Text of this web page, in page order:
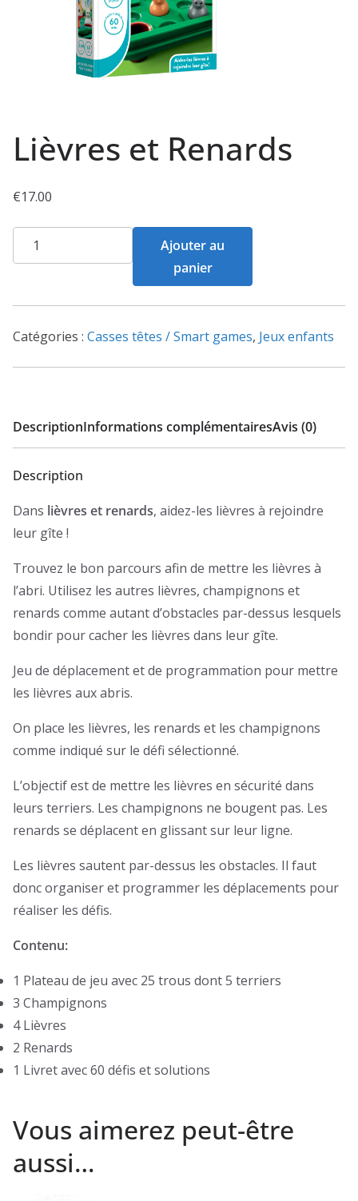
Lièvres et Renards
€17.00
quantité
de
et
Ajouter au
panier
Catégories : Casses têtes / Smart games, Jeux enfants
DescriptionInformations complémentairesAvis (0)
Description
Dans lièvres et renards, aidez-les lièvres à rejoindre
leur gîte !
Trouvez le bon parcours afin de mettre les lièvres à
l’abri. Utilisez les autres lièvres, champignons et
renards comme autant d’obstacles par-dessus lesquels
bondir pour cacher les lièvres dans leur gîte.
Jeu de déplacement et de programmation pour mettre
les lièvres aux abris.
On place les lièvres, les renards et les champignons
comme indiqué sur le défi sélectionné.
L’objectif est de mettre les lièvres en sécurité dans
leurs terriers. Les champignons ne bougent pas. Les
renards se déplacent en glissant sur leur ligne.
Les lièvres sautent par-dessus les obstacles. Il faut
donc organiser et programmer les déplacements pour
réaliser les défis.
Contenu:
1 Plateau de jeu avec 25 trous dont 5 terriers
3 Champignons
4 Lièvres
2 Renards
1 Livret avec 60 défis et solutions
Vous aimerez peut-être
aussi…